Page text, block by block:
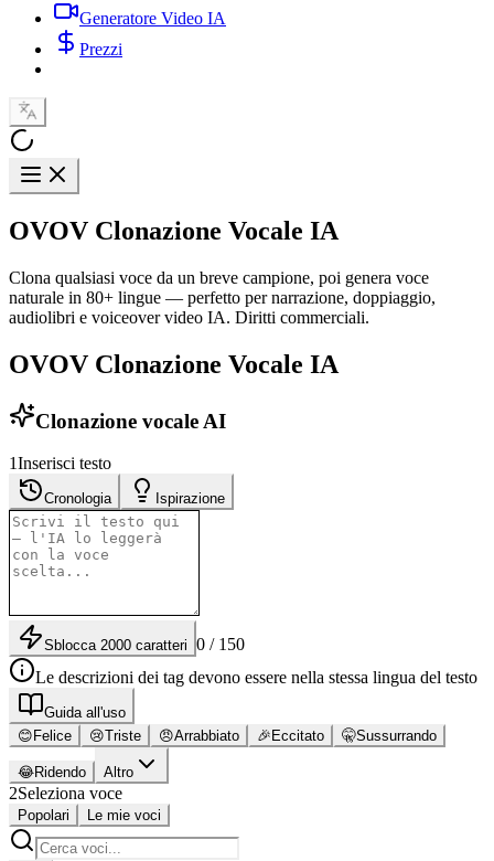
Generatore Video IA
Prezzi
OVOV Clonazione Vocale IA
Clona qualsiasi voce da un breve campione, poi genera voce
naturale in 80+ lingue — perfetto per narrazione, doppiaggio,
audiolibri e voiceover video IA. Diritti commerciali.
OVOV Clonazione Vocale IA
Clonazione vocale AI
1Inserisci testo
Cronologia Ispirazione
Sblocca 2000 caratteri 0 / 150
Le descrizioni dei tag devono essere nella stessa lingua del testo
Guida all'uso
😊 Felice 😢Triste 😠Arrabbiato 🎉 Eccitato 🤫Sussurrando
😂Ridendo Altro
2Seleziona voce
Popolari Le mie voci